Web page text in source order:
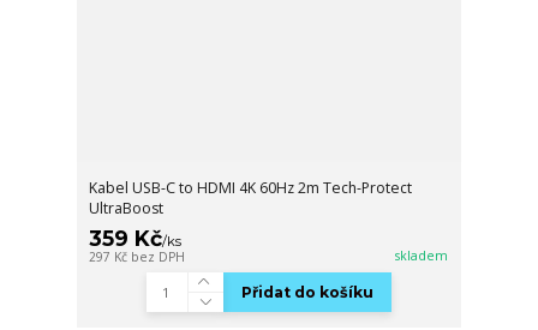
Kabel USB-C to HDMI 4K 60Hz 2m Tech-Protect
UltraBoost
359 Kč/ks
297 Kč bez DPH skladem
Přidat do košíku